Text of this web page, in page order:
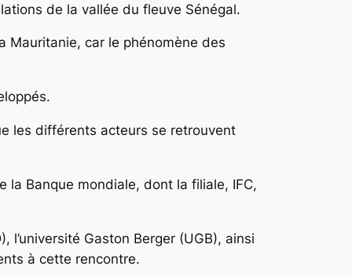
de la vallée du fleuve Sénégal.
Mauritanie, car le phénomène des
les différents acteurs se retrouvent
la Banque mondiale, dont la filiale, IFC,
Gaston Berger (UGB), ainsi
à cette rencontre.